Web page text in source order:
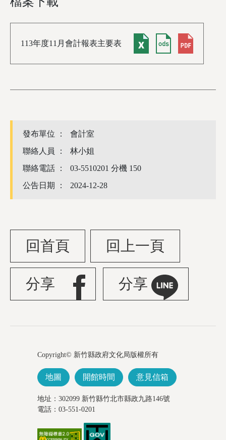
113年度11月會計報表主要表
發布單位 ：
會計室
聯絡人員 ：
林小姐
聯絡電話 ：
03-5510201 分機 150
公告日期 ：
2024-12-28
回首頁 回上一頁
分享 分享
Copyright© 新竹縣政府文化局版權所有
地圖 開館時間 意見信箱
地址：302099 新竹縣竹北市縣政九路146號
電話：03-551-0201